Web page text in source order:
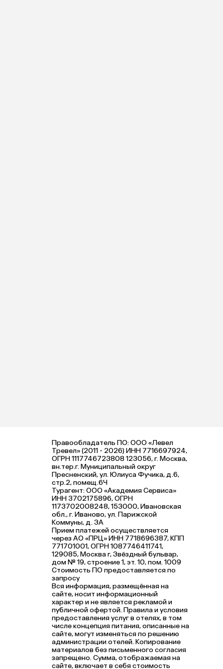
Правообладатель ПО: ООО «Левел
Тревел» (2011 - 2026) ИНН 7716697924,
ОГРН 1117746723808 123056, г. Москва,
вн.тер.г. Муниципальный округ
Пресненский, ул. Юлиуса Фучика, д.6,
стр.2, помещ.6Ч
Турагент: ООО «Академия Сервиса»
ИНН 3702175896, ОГРН
1173702008248, 153000, Ивановская
обл., г. Иваново, ул. Парижской
Коммуны, д. ЗА
Прием платежей осуществляется
через АО «ПРЦ» ИНН 7718696387, КПП
771701001, ОГРН 1087746411741,
129085, Москва г, Звёздный бульвар,
дом № 19, строение 1, эт. 10, пом. 1009
Стоимость ПО предоставляется по
запросу
Вся информация, размещённая на
сайте, носит информационный
характер и не является рекламой и
публичной офертой. Правила и условия
предоставления услуг в отелях, в том
числе концепция питания, описанные на
сайте, могут изменяться по решению
администрации отелей. Копирование
материалов без письменного согласия
запрещено. Сумма, отображаемая на
сайте, включает в себя стоимость